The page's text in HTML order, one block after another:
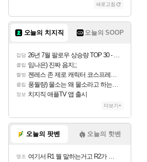
새로고침
오늘의 치지직 오늘의 SOOP
잡담 26년 7월 팔로우 상승량 TOP 30 - 월간 치지직
클립 임나은) 진짜 음지;;
짤방 젠레스 존 제로 캐릭터 코스프레한 꽁주
클립 풍월량) 물소는 왜 물소라고 하는거야? 아! 그만 ㅋㅋ 알았어 ㅋㅋ
정보 치지직 애플TV 앱 출시
더보기+
오늘의 팟벤 오늘의 핫벤
명조 여기서 R1 뭘 말하는거고 R2가 뭘말하는걸까요?